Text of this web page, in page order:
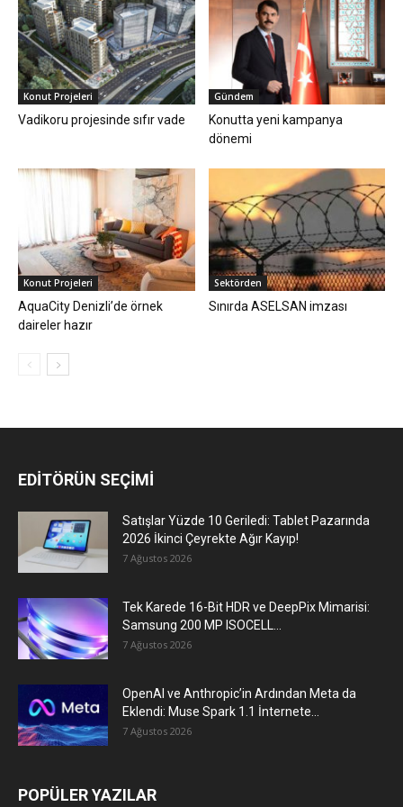
Konut Projeleri
Vadikoru projesinde sıfır vade
Gündem
Konutta yeni kampanya
dönemi
Konut Projeleri
AquaCity Denizli’de örnek
daireler hazır
Sektörden
Sınırda ASELSAN imzası
EDİTÖRÜN SEÇİMİ
Satışlar Yüzde 10 Geriledi: Tablet Pazarında
2026 İkinci Çeyrekte Ağır Kayıp!
7 Ağustos 2026
Tek Karede 16-Bit HDR ve DeepPix Mimarisi:
Samsung 200 MP ISOCELL...
7 Ağustos 2026
OpenAI ve Anthropic’in Ardından Meta da
Eklendi: Muse Spark 1.1 İnternete...
7 Ağustos 2026
POPÜLER YAZILAR